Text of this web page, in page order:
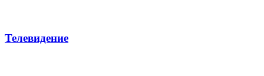
Телевидение